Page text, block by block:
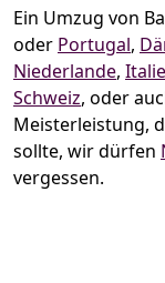
Ein Umzug von
oder Portugal,
Niederlande,
Schweiz, oder
Meisterleistung,
sollte, wir dürfen
vergessen.